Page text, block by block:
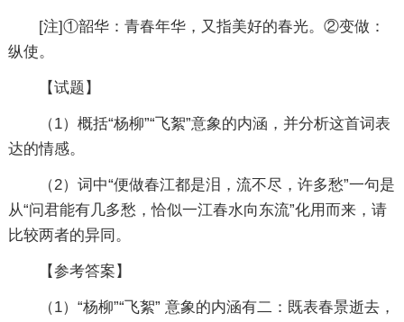
[注]①韶华：青春年华，又指美好的春光。②变做：
纵使。
【试题】
（1）概括“杨柳”“飞絮”意象的内涵，并分析这首词表
达的情感。
（2）词中“便做春江都是泪，流不尽，许多愁”一句是
从“问君能有几多愁，恰似一江春水向东流”化用而来，请
比较两者的异同。
【参考答案】
（1）“杨柳”“飞絮” 意象的内涵有二：既表春景逝去，